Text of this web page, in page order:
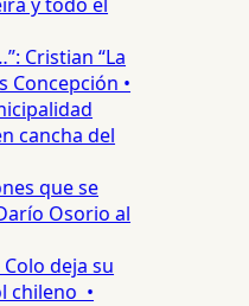
Cristian “La
•
cancha del
que se
Osorio al
deja su
chileno •